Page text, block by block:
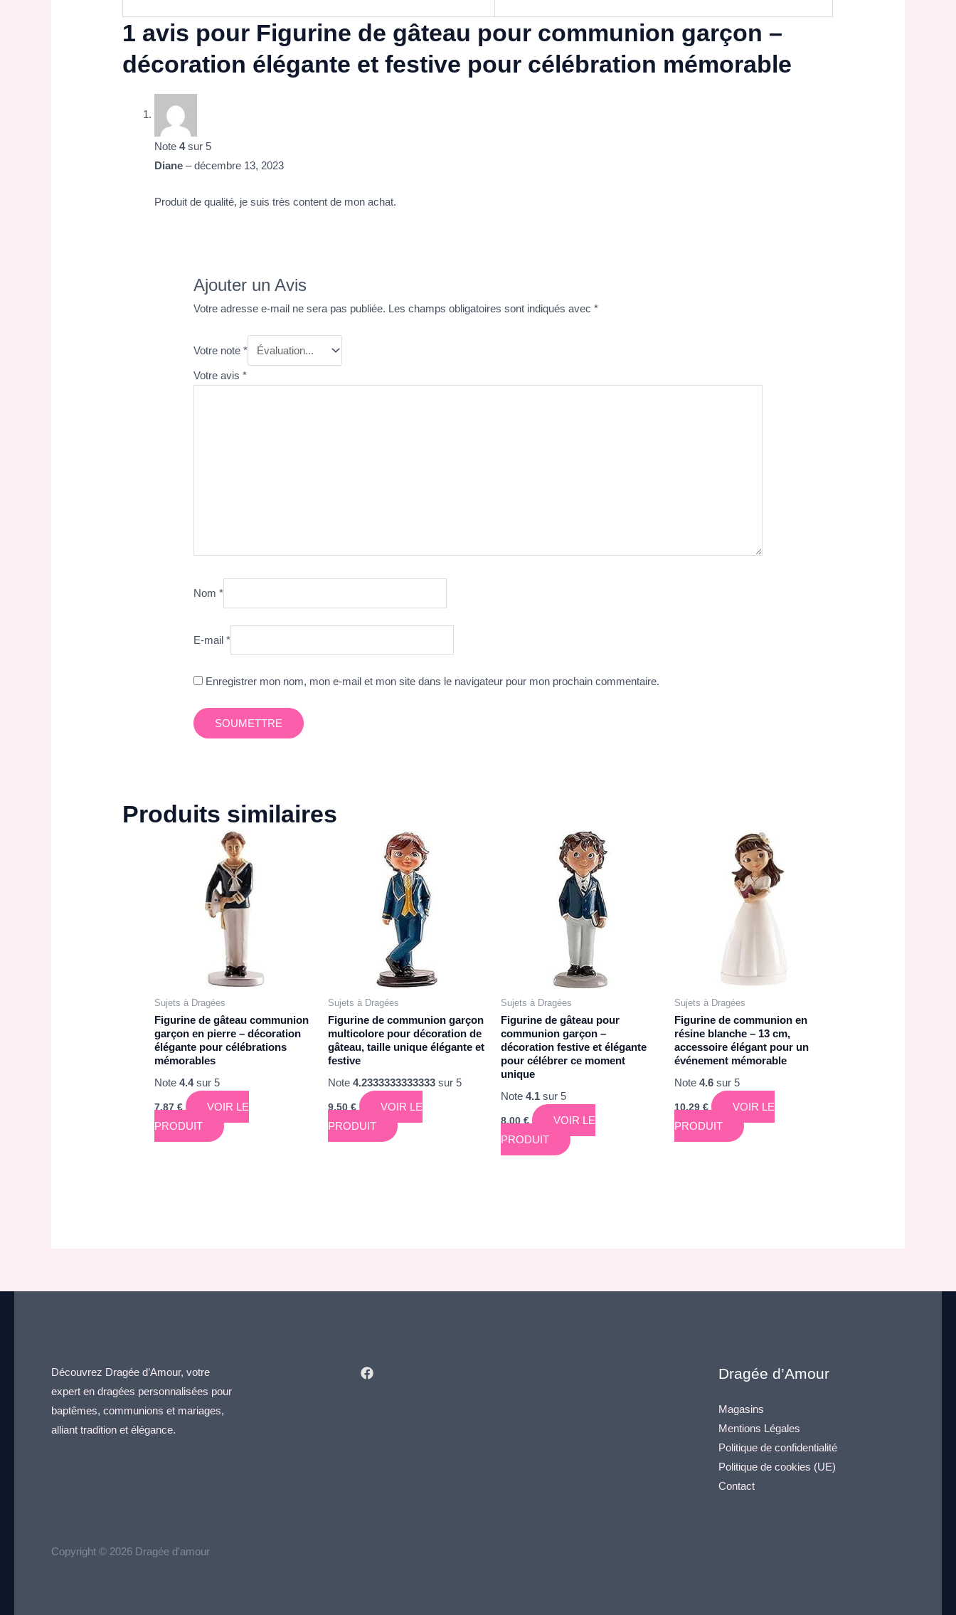
1 avis pour Figurine de gâteau pour communion garçon –
décoration élégante et festive pour célébration mémorable
Note4sur 5
Diane– décembre 13, 2023
Produit de qualité, je suis très content de mon achat.
Ajouter un Avis
Votre adresse e-mail ne sera pas publiée. Les champs obligatoires sont indiqués avec*
Votre note*
Votre avis*
Nom*
E-mail*
Enregistrer mon nom, mon e-mail et mon site dans le navigateur pour mon prochain commentaire.
Produits similaires
Sujets à Dragées
Figurine de gâteau communion
garçon en pierre – décoration
élégante pour célébrations
mémorables
Note4.4sur 5
7,87€
VOIR LE
PRODUIT
Sujets à Dragées
Figurine de communion garçon
multicolore pour décoration de
gâteau, taille unique élégante et
festive
Note 4.2333333333333sur 5
9,50€
VOIR LE
PRODUIT
Sujets à Dragées
Figurine de gâteau pour
communion garçon –
décoration festive et élégante
pour célébrer ce moment
unique
Note4.1 sur 5
8,00€
VOIR LE
PRODUIT
Sujets à Dragées
Figurine de communion en
résine blanche – 13 cm,
accessoire élégant pour un
événement mémorable
Note4.6 sur 5
10,29€
VOIR LE
PRODUIT
Découvrez Dragée d’Amour, votre
expert en dragées personnalisées pour
baptêmes, communions et mariages,
alliant tradition et élégance.
Dragée d’Amour
Magasins
Mentions Légales
Politique de confidentialité
Politique de cookies (UE)
Contact
Copyright © 2026 Dragée d'amour